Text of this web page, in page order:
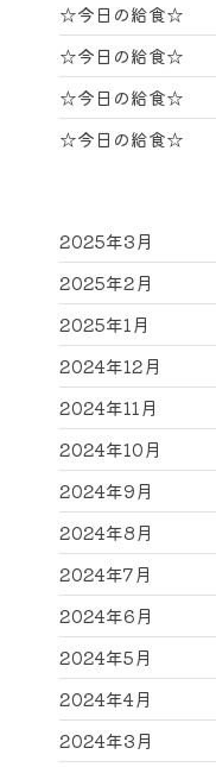
☆今日の給食☆
☆今日の給食☆
☆今日の給食☆
☆今日の給食☆
2025年3月
2025年2月
2025年1月
2024年12月
2024年11月
2024年10月
2024年9月
2024年8月
2024年7月
2024年6月
2024年5月
2024年4月
2024年3月